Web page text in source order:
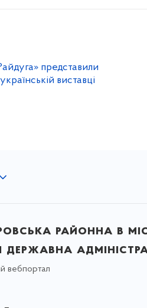
представили
виставці
районна в
державна
вебпортал